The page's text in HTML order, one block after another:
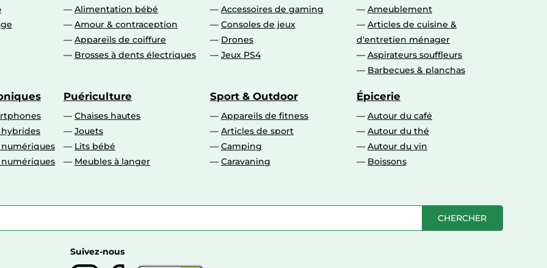
Alimentation bébé
Amour & contraception
Appareils de coiffure
Brosses à dents électriques
Accessoires de gaming
Consoles de jeux
Drones
Jeux PS4
Ameublement
Articles de cuisine &
d'entretien ménager
Aspirateurs souffleurs
Barbecues & planchas
Puériculture
Chaises hautes
Jouets
Lits bébé
Meubles à langer
Sport & Outdoor
Appareils de fitness
Articles de sport
Camping
Caravaning
Épicerie
Autour du café
Autour du thé
Autour du vin
Boissons
CHERCHER
Suivez-nous